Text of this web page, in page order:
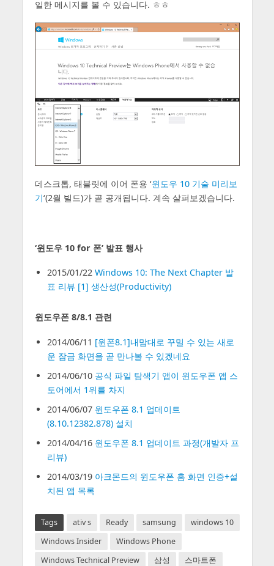
일한 메시지를 볼 수 있습니다. ㅎㅎ
데스크톱, 태블릿에 이어 폰용 ‘윈도우 10 기술 미리보
기‘(2월 빌드)가 곧 공개됩니다. 계속 살펴보겠습니다.
‘윈도우 10 for 폰’ 발표 행사
2015/01/22 Windows 10: The Next Chapter 발
표 리뷰 [1] 생산성(Productivity)
윈도우폰 8/8.1 관련
2014/06/11 [윈폰8.1]내맘대로 꾸밀 수 있는 새로
운 잠금 화면을 곧 만나볼 수 있겠네요
2014/06/10 공식 파일 탐색기 앱이 윈도우폰 앱 스
토어에서 1위를 차지
2014/06/07 윈도우폰 8.1 업데이트
(8.10.12382.878) 설치
2014/04/16 윈도우폰 8.1 업데이트 과정(개발자 프
리뷰)
2014/03/19 아크몬드의 윈도우폰 홈 화면 인증+설
치된 앱 목록
Tags ativ s Ready samsung
windows 10
Windows Insider
Windows Phone
Windows Technical Preview
삼성
스마트폰